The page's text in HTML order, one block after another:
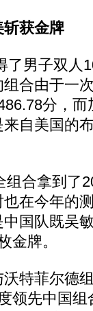
获金牌
男子双人
合由于一
分，
自美国的
合拿到了
在今年的
国队既吴
金牌。
特菲尔德
领先中国